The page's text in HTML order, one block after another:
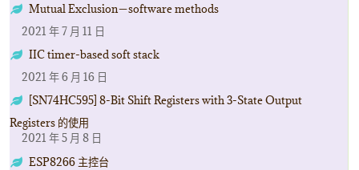
Mutual Exclusion－software methods
2021 年 7 月 11 日
IIC timer-based soft stack
2021 年 6 月 16 日
[SN74HC595] 8-Bit Shift Registers with 3-State Output
Registers 的使用
2021 年 5 月 8 日
ESP8266 主控台